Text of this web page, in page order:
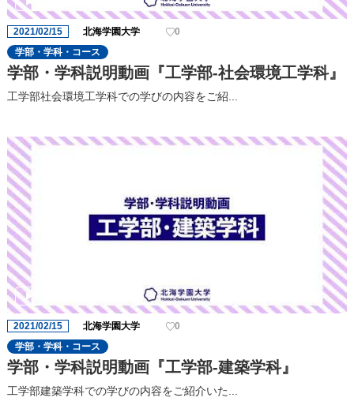
2021/02/15 北海学園大学
0
学部・学科・コース
学部・学科説明動画『工学部-社会環境工学科』
工学部社会環境工学科での学びの内容をご紹...
2021/02/15 北海学園大学
0
学部・学科・コース
学部・学科説明動画『工学部-建築学科』
工学部建築学科での学びの内容をご紹介いた...